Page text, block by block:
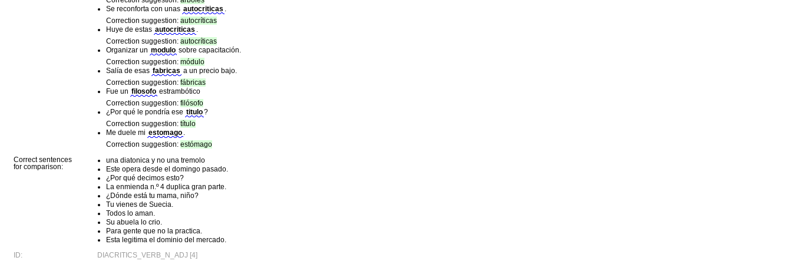
Se reconforta con unas autocriticas .
Correction suggestion: autocríticas
Huye de estas autocriticas .
Correction suggestion: autocríticas
Organizar un modulo sobre capacitación.
Correction suggestion: módulo
Salía de esas fabricas a un precio bajo.
Correction suggestion: fábricas
Fue un filosofo estrambótico
Correction suggestion: filósofo
¿Por qué le pondría ese titulo?
Correction suggestion: título
Me duele mi estomago .
Correction suggestion: estómago
Correct sentences
for comparison:
una diatonica y no una tremolo
Este opera desde el domingo pasado.
¿Por qué decimos esto?
La enmienda n.º 4 duplica gran parte.
¿Dónde está tu mama, niño?
Tu vienes de Suecia.
Todos lo aman.
Su abuela lo crio.
Para gente que no la practica.
Esta legitima el dominio del mercado.
ID:
DIACRITICS_VERB_N_ADJ [4]